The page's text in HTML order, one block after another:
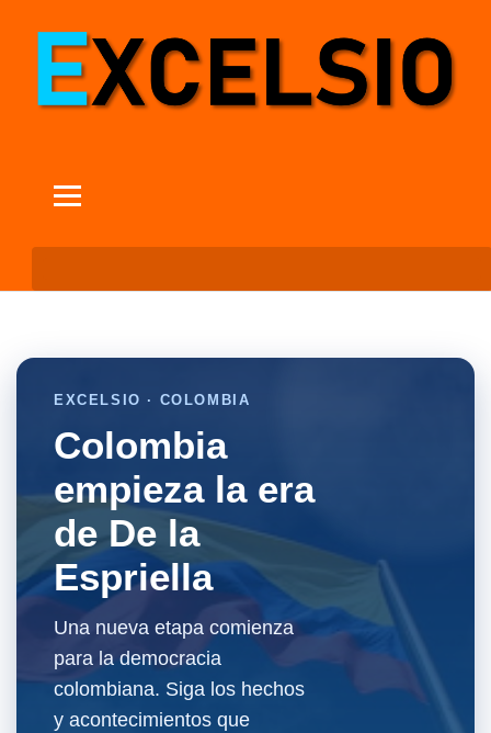
EXCELSIO · COLOMBIA
Colombia
empieza la era
de De la
Espriella
Una nueva etapa comienza
para la democracia
colombiana. Siga los hechos
y acontecimientos que